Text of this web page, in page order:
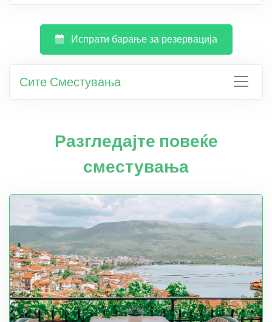
Испрати барање за резервација
Сите Сместувања
Разгледајте повеќе
сместувања